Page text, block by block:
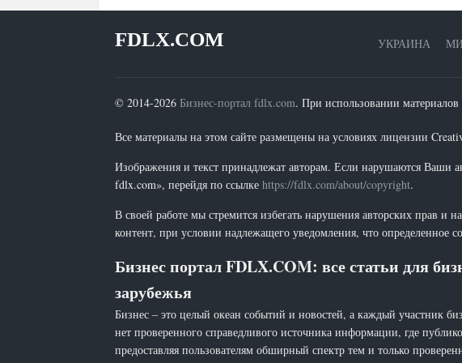
УКРАИНА
FDLX.COM
© 2014-2026 Бизнес-портал fdlx.com. При использовании материалов
Все материалы на этом сайте размещены на условиях лицензии
Изображения и текст принадлежат авторам. Если нарушаются Ваши
fdlx.com», перейдя по ссылке https://fdlx.com/about/copyright.
В своей работе мы стремится избегать нарушения авторских прав и
контент, при условии надлежащего уведомления, что определенное
Бизнес портал FDLX.COM: все статьи для
зарубежья
Бизнес – это целый океан событий и новостей, а каждый участник
нет проверенного справедливого источника информации, где
предоставляя пользователям обширный спектр тем и только